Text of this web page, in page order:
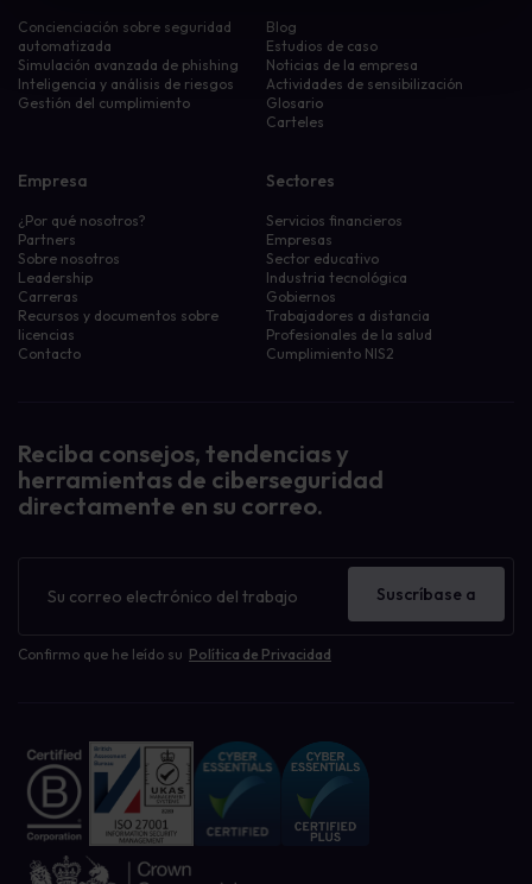
Concienciación sobre seguridad
automatizada
Simulación avanzada de phishing
Inteligencia y análisis de riesgos
Gestión del cumplimiento
Blog
Estudios de caso
Noticias de la empresa
Actividades de sensibilización
Glosario
Carteles
Empresa
¿Por qué nosotros?
Partners
Sobre nosotros
Leadership
Carreras
Recursos y documentos sobre
licencias
Contacto
Sectores
Servicios financieros
Empresas
Sector educativo
Industria tecnológica
Gobiernos
Trabajadores a distancia
Profesionales de la salud
Cumplimiento NIS2
Reciba consejos, tendencias y
herramientas de ciberseguridad
directamente en su correo.
Confirmo que he leído su Política de Privacidad
Suscríbase a